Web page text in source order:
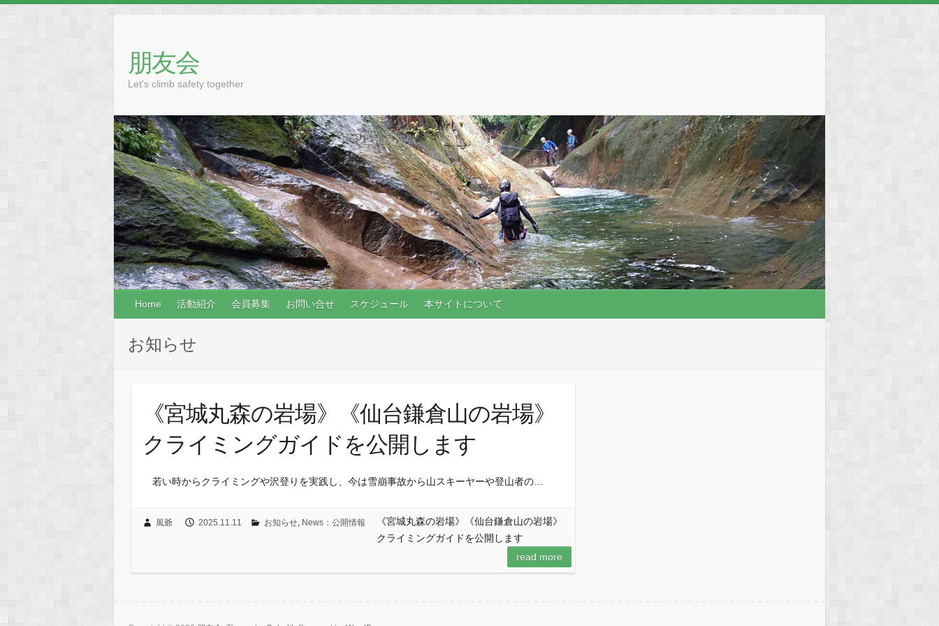
content
朋友会
Let's climb safety together
Home 活動紹介 会員募集 お問い合せ スケジュール 本サイトについて
お知らせ
《宮城丸森の岩場》《仙台鎌倉山の岩場》
クライミングガイドを公開します
若い時からクライミングや沢登りを実践し、今は雪崩事故から山スキーヤーや登山者の…
風爺 2025.11.11 お知らせ, News：公開情報
《宮城丸森の岩場》《仙台鎌倉山の岩場》
クライミングガイドを公開します
read more